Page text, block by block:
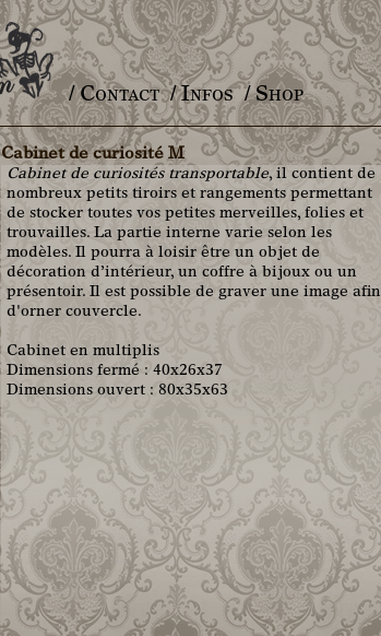
Main menu
/ Contact / Infos / Shop
Cabinet de curiosité M
Cabinet de curiosités transportable, il contient de
nombreux petits tiroirs et rangements permettant
de stocker toutes vos petites merveilles, folies et
trouvailles. La partie interne varie selon les
modèles. Il pourra à loisir être un objet de
décoration d’intérieur, un coffre à bijoux ou un
présentoir. Il est possible de graver une image afin
d'orner couvercle.
Cabinet en multiplis
Dimensions fermé : 40x26x37
Dimensions ouvert : 80x35x63